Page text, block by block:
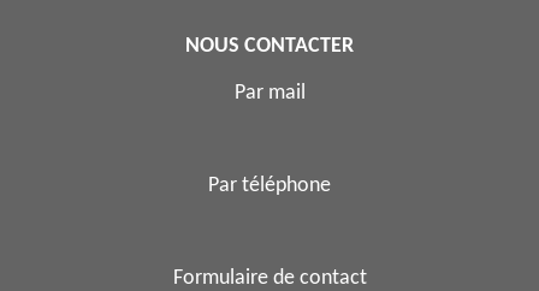
NOUS CONTACTER
Par mail
Par téléphone
Formulaire de contact